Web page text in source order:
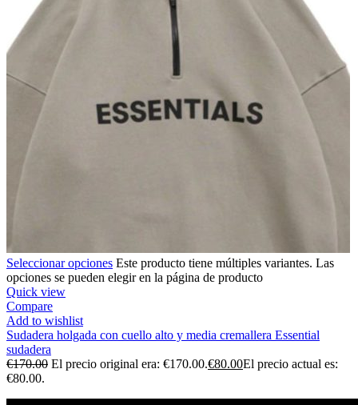
Seleccionar opciones Este producto tiene múltiples variantes. Las
opciones se pueden elegir en la página de producto
Quick view
Compare
Add to wishlist
Sudadera holgada con cuello alto y media cremallera Essential
sudadera
€170.00 El precio original era: €170.00.€80.00El precio actual es:
€80.00.